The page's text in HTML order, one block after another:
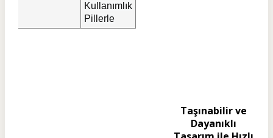
Kullanımlık
Pillerle
Taşınabilir ve
Dayanıklı